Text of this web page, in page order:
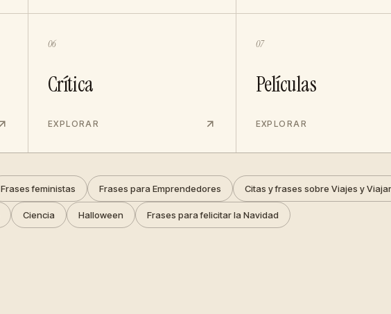
06
Crítica
EXPLORAR
07
Películas
EXPLORAR
Frases feministas Frases para Emprendedores Citas y frases sobre Viajes y Viajar
Ciencia Halloween Frases para felicitar la Navidad